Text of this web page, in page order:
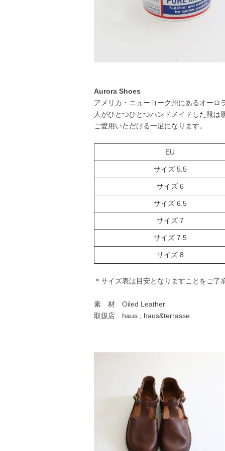
Aurora Shoes
アメリカ・ニューヨーク州にあるオー
人がひとつひとつハンドメイドした靴
ご愛用いただける一足になります。
EU
サイズ 5.5
サイズ 6
サイズ 6.5
サイズ 7
サイズ 7.5
サイズ 8
＊サイズ表は目安となりますことをご了
素 材 Oiled Leather
取扱店 haus , haus&terrasse